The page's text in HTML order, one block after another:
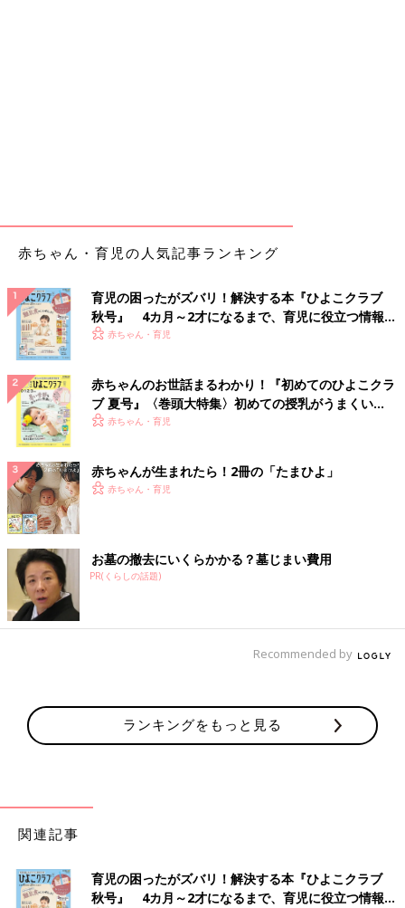
赤ちゃん・育児の人気記事ランキング
育児の困ったがズバリ！解決する本『ひよこクラブ
秋号』 4カ月～2才になるまで、育児に役立つ情報が
いっぱい！
赤ちゃん・育児
赤ちゃんのお世話まるわかり！『初めてのひよこクラ
ブ 夏号』〈巻頭大特集〉初めての授乳がうまくい
く！ おっぱい・ミルクの基本と夏のトラブル 解決テ
赤ちゃん・育児
赤ちゃんが生まれたら！2冊の「たまひよ」
赤ちゃん・育児
お墓の撤去にいくらかかる？墓じまい費用
PR(くらしの話題)
Recommended by
ランキングをもっと見る
関連記事
育児の困ったがズバリ！解決する本『ひよこクラブ
秋号』 4カ月～2才になるまで、育児に役立つ情報が